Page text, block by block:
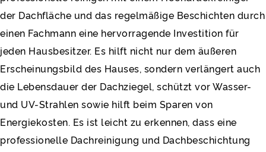
der Dachfläche und das regelmäßige Beschichten durch
einen Fachmann eine hervorragende Investition für
jeden Hausbesitzer. Es hilft nicht nur dem äußeren
Erscheinungsbild des Hauses, sondern verlängert auch
die Lebensdauer der Dachziegel, schützt vor Wasser-
und UV-Strahlen sowie hilft beim Sparen von
Energiekosten. Es ist leicht zu erkennen, dass eine
professionelle Dachreinigung und Dachbeschichtung